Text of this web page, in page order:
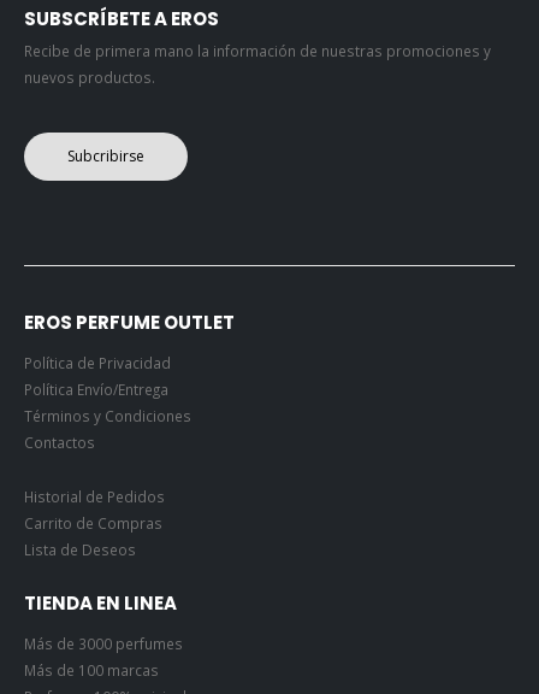
SUBSCRÍBETE A EROS
Recibe de primera mano la información de nuestras promociones y
nuevos productos.
Subcribirse
EROS PERFUME OUTLET
Política de Privacidad
Política Envío/Entrega
Términos y Condiciones
Contactos
Historial de Pedidos
Carrito de Compras
Lista de Deseos
TIENDA EN LINEA
Más de 3000 perfumes
Más de 100 marcas